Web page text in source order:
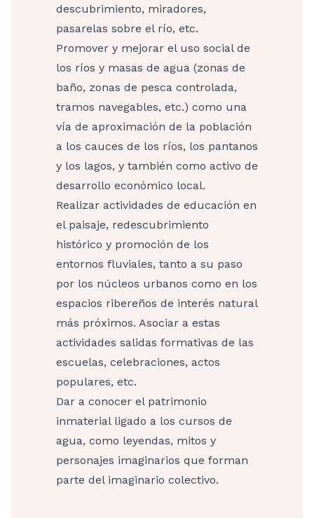
descubrimiento, miradores,
pasarelas sobre el río, etc.
Promover y mejorar el uso social de
los ríos y masas de agua (zonas de
baño, zonas de pesca controlada,
tramos navegables, etc.) como una
vía de aproximación de la población
a los cauces de los ríos, los pantanos
y los lagos, y también como activo de
desarrollo económico local.
Realizar actividades de educación en
el paisaje, redescubrimiento
histórico y promoción de los
entornos fluviales, tanto a su paso
por los núcleos urbanos como en los
espacios ribereños de interés natural
más próximos. Asociar a estas
actividades salidas formativas de las
escuelas, celebraciones, actos
populares, etc.
Dar a conocer el patrimonio
inmaterial ligado a los cursos de
agua, como leyendas, mitos y
personajes imaginarios que forman
parte del imaginario colectivo.